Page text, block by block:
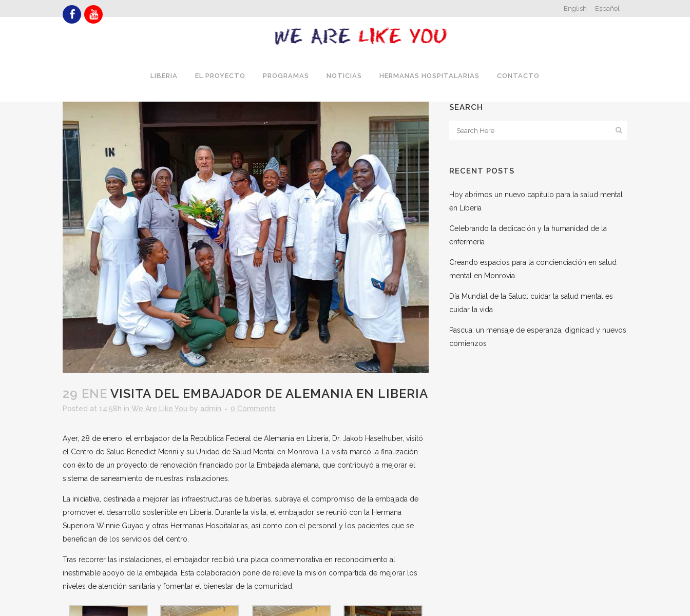
English Español
LIBERIA EL PROYECTO PROGRAMAS NOTICIAS HERMANAS HOSPITALARIAS CONTACTO
29 ENE VISITA DEL EMBAJADOR DE ALEMANIA EN LIBERIA
Posted at 14:58h in We Are Like You by admin 0 Comments
Ayer, 28 de enero, el embajador de la República Federal de Alemania en Liberia, Dr. Jakob Haselhuber, visitó
el Centro de Salud Benedict Menni y su Unidad de Salud Mental en Monrovia. La visita marcó la finalización
con éxito de un proyecto de renovación financiado por la Embajada alemana, que contribuyó a mejorar el
sistema de saneamiento de nuestras instalaciones.
La iniciativa, destinada a mejorar las infraestructuras de tuberías, subraya el compromiso de la embajada de
promover el desarrollo sostenible en Liberia. Durante la visita, el embajador se reunió con la Hermana
Superiora Winnie Guyao y otras Hermanas Hospitalarias, así como con el personal y los pacientes que se
benefician de los servicios del centro.
Tras recorrer las instalaciones, el embajador recibió una placa conmemorativa en reconocimiento al
inestimable apoyo de la embajada. Esta colaboración pone de relieve la misión compartida de mejorar los
niveles de atención sanitaria y fomentar el bienestar de la comunidad.
SEARCH
RECENT POSTS
Hoy abrimos un nuevo capítulo para la salud mental
en Liberia
Celebrando la dedicación y la humanidad de la
enfermería
Creando espacios para la concienciación en salud
mental en Monrovia
Día Mundial de la Salud: cuidar la salud mental es
cuidar la vida
Pascua: un mensaje de esperanza, dignidad y nuevos
comienzos